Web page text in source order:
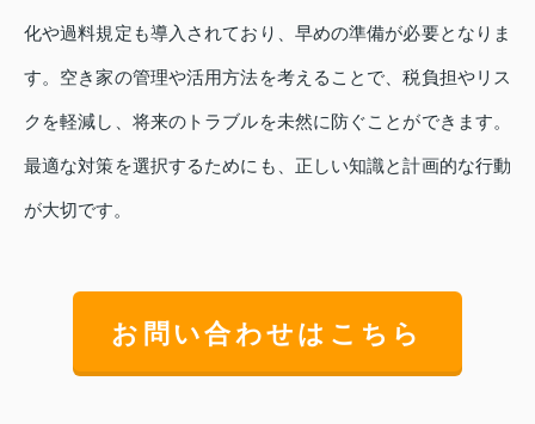
化や過料規定も導入されており、早めの準備が必要となりま
す。空き家の管理や活用方法を考えることで、税負担やリス
クを軽減し、将来のトラブルを未然に防ぐことができます。
最適な対策を選択するためにも、正しい知識と計画的な行動
が大切です。
お問い合わせはこちら